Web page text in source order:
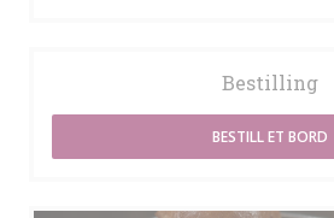
Bestilling
BESTILL ET BORD